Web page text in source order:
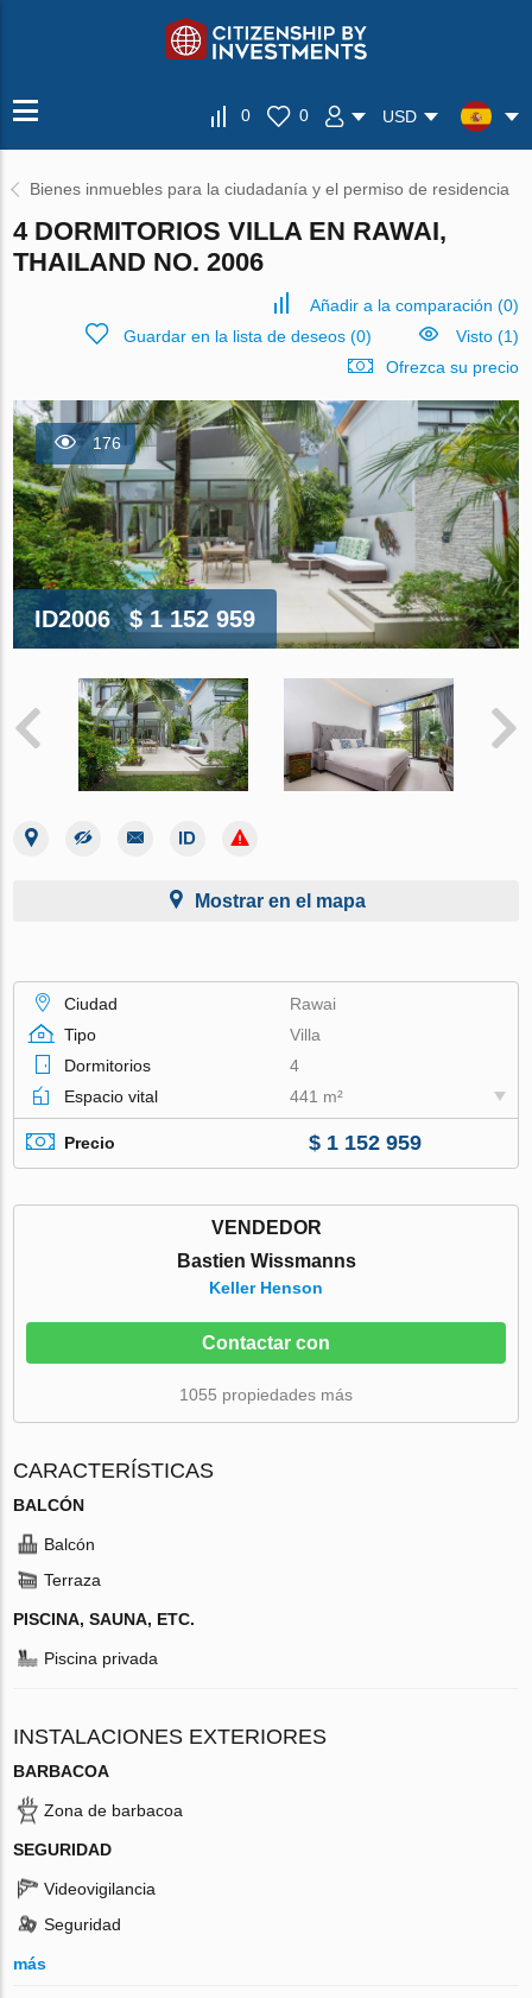
0 0 USD
Bienes inmuebles para la ciudadanía y el permiso de residencia
4 DORMITORIOS VILLA EN RAWAI,
THAILAND NO. 2006
Añadir a la comparación (0)
Guardar en la lista de deseos(0)
Visto (1)
Ofrezca su precio
176
ID2006 $ 1 152 959
Mostrar en el mapa
Ciudad
Rawai
Tipo
Villa
Dormitorios
4
Espacio vital
441 m²
Precio $ 1 152 959
VENDEDOR
Bastien Wissmanns
Keller Henson
Contactar con
1055 propiedades más
CARACTERÍSTICAS
BALCÓN
Balcón
Terraza
PISCINA, SAUNA, ETC.
Piscina privada
INSTALACIONES EXTERIORES
BARBACOA
Zona de barbacoa
SEGURIDAD
Videovigilancia
Seguridad
más